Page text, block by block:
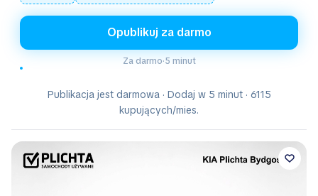
Opublikuj za darmo
Za darmo·5 minut
Publikacja jest darmowa · Dodaj w 5 minut · 6115
kupujących/mies.